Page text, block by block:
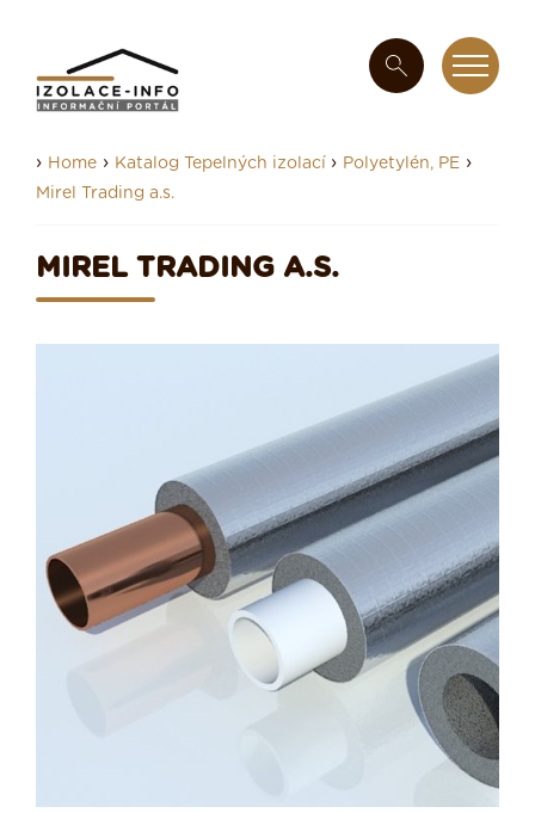
› Home › Katalog Tepelných izolací › Polyetylén, PE ›
Mirel Trading a.s.
MIREL TRADING A.S.